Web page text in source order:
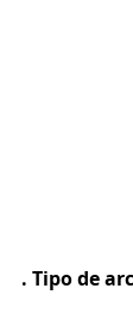
. Tipo de